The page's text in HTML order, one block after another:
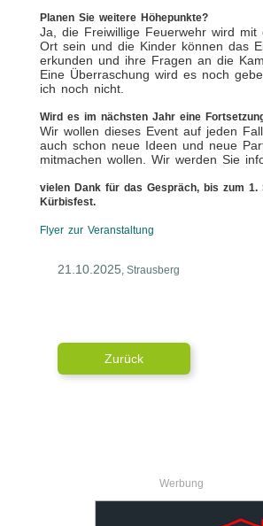
Planen Sie weitere Höhepunkte?
Ja, die Freiwillige Feuerwehr wird mit
Ort sein und die Kinder können das
erkunden und ihre Fragen an die
Eine Überraschung wird es noch
ich noch nicht.
Wird es im nächsten Jahr eine
Wir wollen dieses Event auf jeden
auch schon neue Ideen und neue
mitmachen wollen. Wir werden Sie
vielen Dank für das Gespräch, bis zum 1.
Kürbisfest.
Flyer zur Veranstaltung
21.10.2025, Strausberg
Zurück
Werbung